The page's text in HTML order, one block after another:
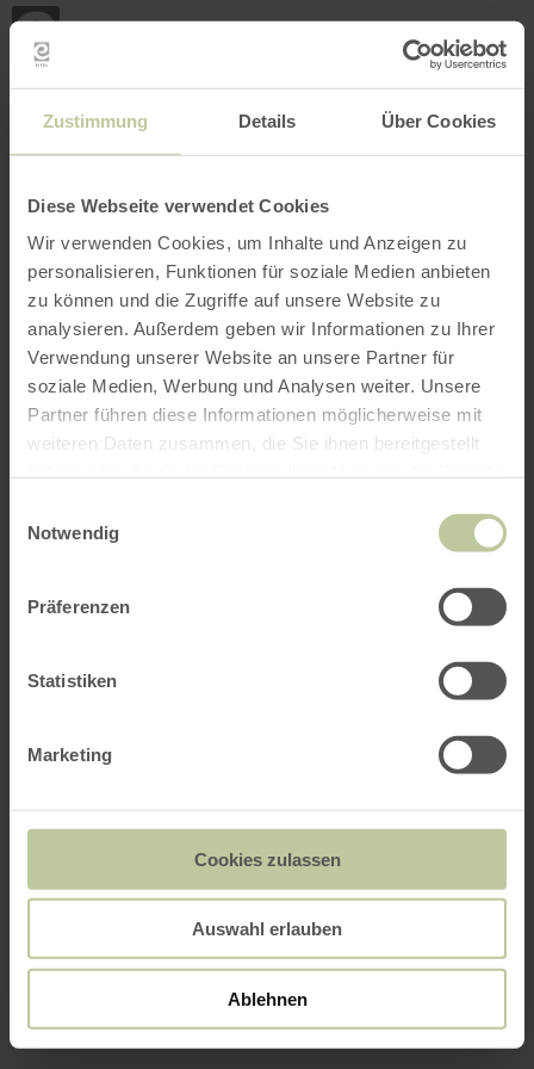
Zustimmung Details Über Cookies
Diese Webseite verwendet Cookies
Wir verwenden Cookies, um Inhalte und Anzeigen zu
personalisieren, Funktionen für soziale Medien anbieten
zu können und die Zugriffe auf unsere Website zu
analysieren. Außerdem geben wir Informationen zu Ihrer
Verwendung unserer Website an unsere Partner für
soziale Medien, Werbung und Analysen weiter. Unsere
Partner führen diese Informationen möglicherweise mit
weiteren Daten zusammen, die Sie ihnen bereitgestellt
Notwendig
Präferenzen
Statistiken
Marketing
Cookies zulassen
Auswahl erlauben
Ablehnen
Aller au contenu principal
Aller à la recherche
Aller à la navigation
Aller au pied de page
Retour
à
page
d'accueil
RECHERCHE MENU
L'offre de loisirs listée ci-dessous a été publiée
par le prestataire RurseeZeit sur la plateforme
RurseeZeit est seul responsable du contenu.